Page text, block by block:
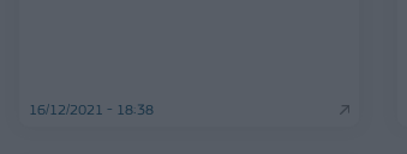
16/12/2021 - 18:38